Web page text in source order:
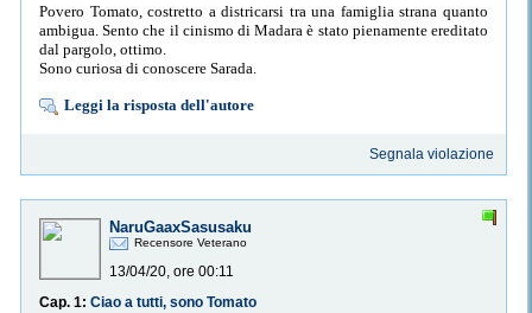
Povero Tomato, costretto a districarsi tra una famiglia strana quanto
ambigua. Sento che il cinismo di Madara è stato pienamente ereditato
dal pargolo, ottimo.
Sono curiosa di conoscere Sarada.
Leggi la risposta dell'autore
Segnala violazione
NaruGaaxSasusaku
Recensore Veterano
13/04/20, ore 00:11
Cap. 1: Ciao a tutti, sono Tomato